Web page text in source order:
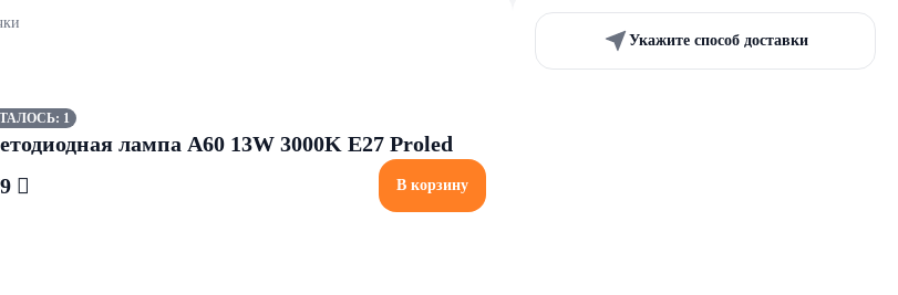
1
лампа A60 13W 3000K E27 Proled

В корзину
Укажите способ доставки